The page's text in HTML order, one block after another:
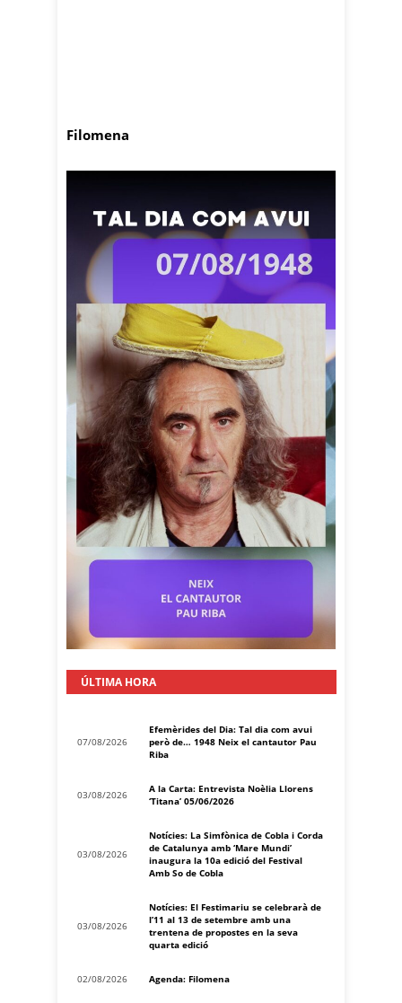
Filomena
ÚLTIMA HORA
07/08/2026
Efemèrides del Dia: Tal dia com avui
però de… 1948 Neix el cantautor Pau
Riba
03/08/2026
A la Carta: Entrevista Noèlia Llorens
‘Titana’ 05/06/2026
03/08/2026
Notícies: La Simfònica de Cobla i Corda
de Catalunya amb ‘Mare Mundi’
inaugura la 10a edició del Festival
Amb So de Cobla
03/08/2026
Notícies: El Festimariu se celebrarà de
l’11 al 13 de setembre amb una
trentena de propostes en la seva
quarta edició
02/08/2026 Agenda: Filomena